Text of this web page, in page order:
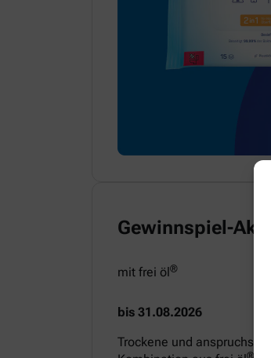
Gewinnspiel-
mit frei öl®
bis 31.08.2026
Trockene und
®